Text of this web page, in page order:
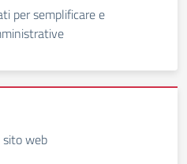
per semplificare e
sito web